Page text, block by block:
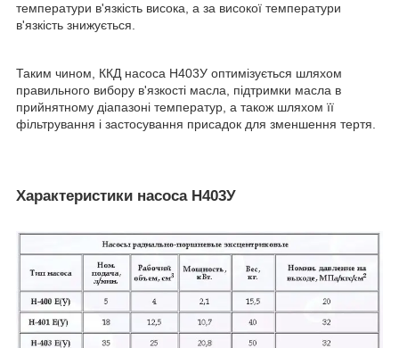
температури в'язкість висока, а за високої температури
в'язкість знижується.
Таким чином, ККД насоса Н403У оптимізується шляхом
правильного вибору в'язкості масла, підтримки масла в
прийнятному діапазоні температур, а також шляхом її
фільтрування і застосування присадок для зменшення тертя.
Характеристики насоса Н403У